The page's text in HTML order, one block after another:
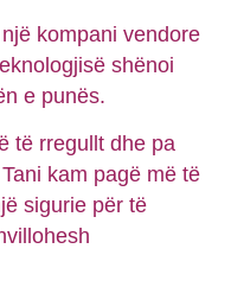
kompani vendore
shënoi
e punës.
të rregullt dhe pa
kam pagë më të
sigurie për të